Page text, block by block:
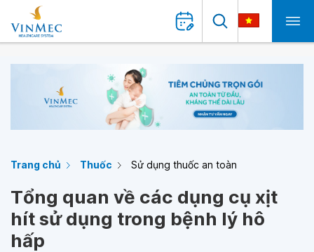
Trang chủ Thuốc Sử dụng thuốc an toàn
Tổng quan về các dụng cụ xịt
hít sử dụng trong bệnh lý hô
hấp